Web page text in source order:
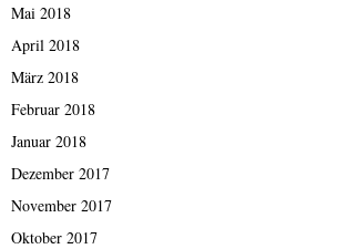
Mai 2018
April 2018
März 2018
Februar 2018
Januar 2018
Dezember 2017
November 2017
Oktober 2017